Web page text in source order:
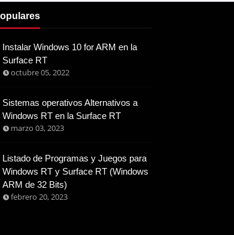
Instalar Windows 10 for ARM en la
Surface RT
octubre 05, 2022
Sistemas operativos Alternativos a
Windows RT en la Surface RT
marzo 03, 2023
Listado de Programas y Juegos para
Windows RT y Surface RT (Windows
ARM de 32 Bits)
febrero 20, 2023